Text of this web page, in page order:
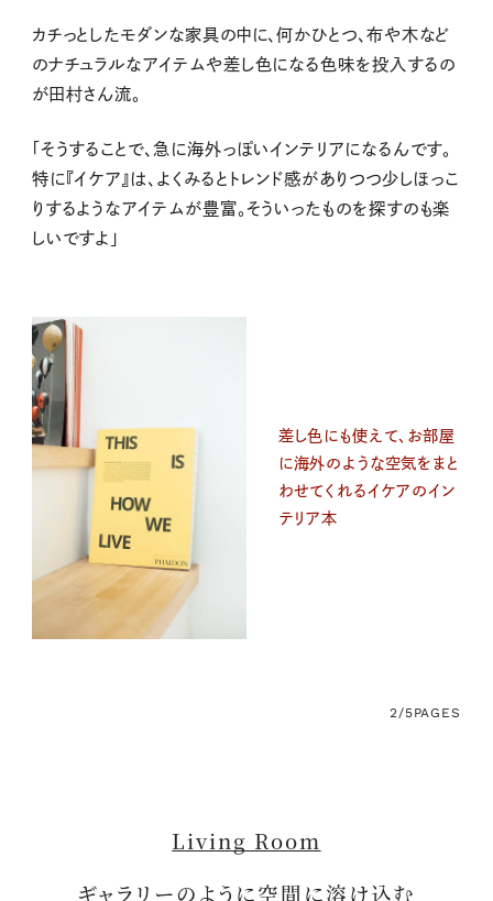
カチっとしたモダンな家具の中に、何かひとつ、布や木など
のナチュラルなアイテムや差し色になる色味を投入するの
が田村さん流。
「そうすることで、急に海外っぽいインテリアになるんです。
特に『イケア』は、よくみるとトレンド感がありつつ少しほっこ
りするようなアイテムが豊富。そういったものを探すのも楽
しいですよ」
差し色にも使えて、お部屋
に海外のような空気をまと
わせてくれるイケアのイン
テリア本
2/5PAGES
Living Room
ギャラリーのように空間に溶け込む